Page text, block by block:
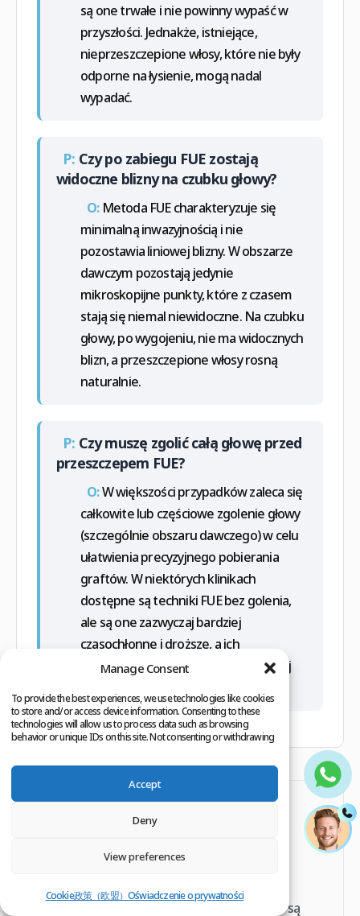
Manage Consent
To provide the best experiences, we use technologies like cookies
to store and/or access device information. Consenting to these
technologies will allow us to process data such as browsing
behavior or unique IDs on this site. Not consenting or withdrawing
Accept
Deny
View preferences
Cookie政策（欧盟）Oświadczenie o prywatności
są one trwałe i nie powinny wypaść w
przyszłości. Jednakże, istniejące,
nieprzeszczepione włosy, które nie były
odporne na łysienie, mogą nadal
wypadać.
P: Czy po zabiegu FUE zostają
widoczne blizny na czubku głowy?
O:Metoda FUE charakteryzuje się
minimalną inwazyjnością i nie
pozostawia liniowej blizny. W obszarze
dawczym pozostają jedynie
mikroskopijne punkty, które z czasem
stają się niemal niewidoczne. Na czubku
głowy, po wygojeniu, nie ma widocznych
blizn, a przeszczepione włosy rosną
naturalnie.
P: Czy muszę zgolić całą głowę przed
przeszczepem FUE?
O:W większości przypadków zaleca się
całkowite lub częściowe zgolenie głowy
(szczególnie obszaru dawczego) w celu
ułatwienia precyzyjnego pobierania
graftów. W niektórych klinikach
dostępne są techniki FUE bez golenia,
ale są one zazwyczaj bardziej
czasochłonne i droższe, a ich
zastosowanie zależy od indywidualnej
Informacje dla pacjenta
Materiał przygotowano na podstawie
wskazanych źródeł medycznych i
instytucjonalnych. Twierdzenia dotyczące
leczenia, bezpieczeństwa, ryzyka i wyników są